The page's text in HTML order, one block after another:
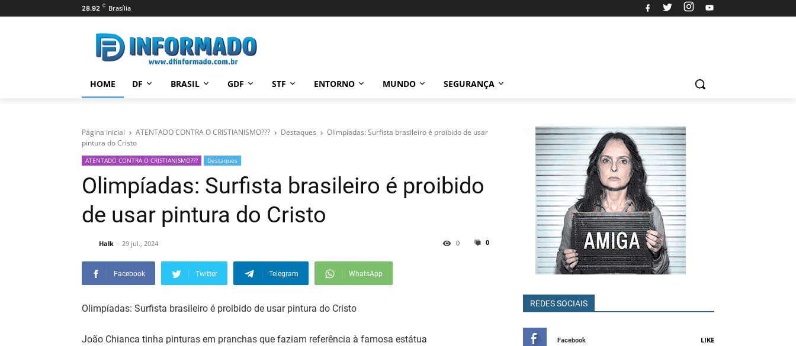
28.92 C Brasília
HOME DF BRASIL GDF STF ENTORNO MUNDO SEGURANÇA
Página inicial ATENTADO CONTRA O CRISTIANISMO??? Destaques
Olimpíadas: Surfista brasileiro é proibido de usar
pintura do Cristo
ATENTADO CONTRA O CRISTIANISMO??? Destaques
Olimpíadas: Surfista brasileiro é proibido
de usar pintura do Cristo
Halk 29 jul., 2024 0
0
Facebook Twitter Telegram WhatsApp
Olimpíadas: Surfista brasileiro é proibido de usar pintura do Cristo
João Chianca tinha pinturas em pranchas que faziam referência à famosa estátua
REDES SOCIAIS
Facebook LIKE